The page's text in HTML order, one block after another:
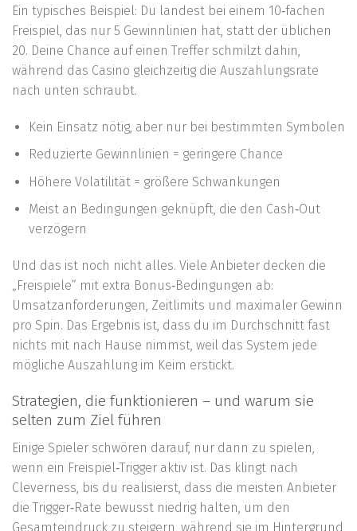
Ein typisches Beispiel: Du landest bei einem 10‑fachen
Freispiel, das nur 5 Gewinnlinien hat, statt der üblichen
20. Deine Chance auf einen Treffer schmilzt dahin,
während das Casino gleichzeitig die Auszahlungsrate
nach unten schraubt.
Kein Einsatz nötig, aber nur bei bestimmten Symbolen
Reduzierte Gewinnlinien = geringere Chance
Höhere Volatilität = größere Schwankungen
Meist an Bedingungen geknüpft, die den Cash‑Out
verzögern
Und das ist noch nicht alles. Viele Anbieter decken die
„Freispiele“ mit extra Bonus‑Bedingungen ab:
Umsatzanforderungen, Zeitlimits und maximaler Gewinn
pro Spin. Das Ergebnis ist, dass du im Durchschnitt fast
nichts mit nach Hause nimmst, weil das System jede
mögliche Auszahlung im Keim erstickt.
Strategien, die funktionieren – und warum sie
selten zum Ziel führen
Einige Spieler schwören darauf, nur dann zu spielen,
wenn ein Freispiel‑Trigger aktiv ist. Das klingt nach
Cleverness, bis du realisierst, dass die meisten Anbieter
die Trigger‑Rate bewusst niedrig halten, um den
Gesamteindruck zu steigern, während sie im Hintergrund